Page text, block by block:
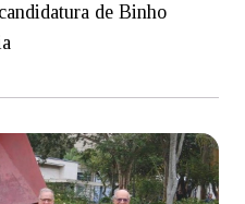
de Binho